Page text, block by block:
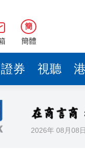
簡
簡體
證券 視聽
2026年 08月08日